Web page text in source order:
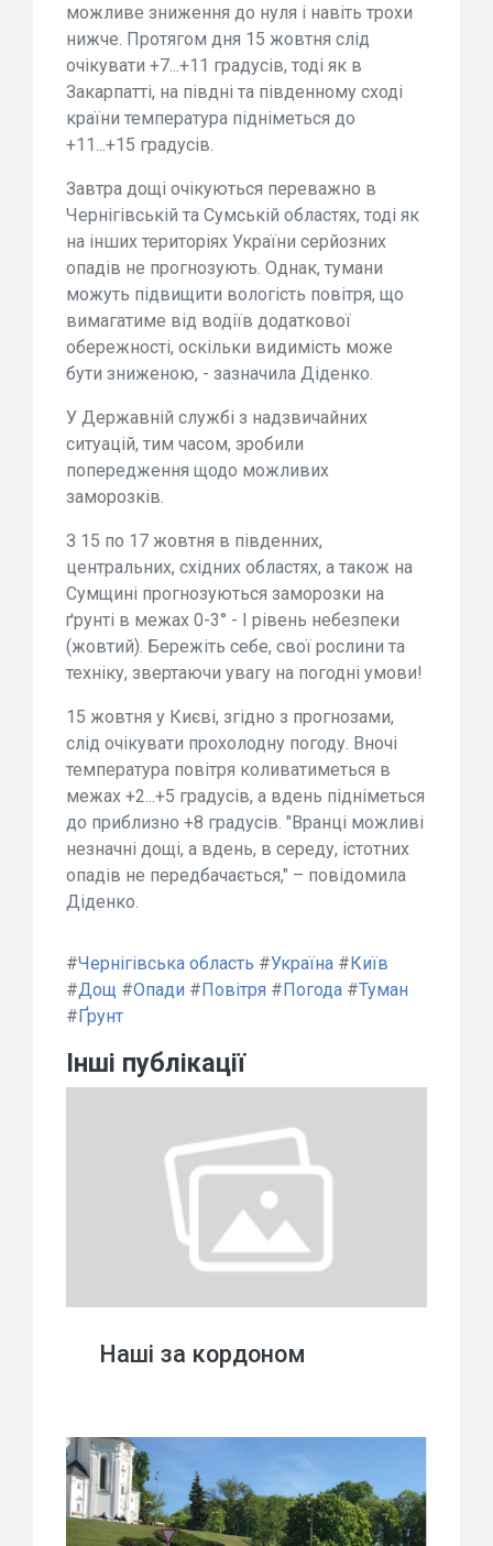
можливе зниження до нуля і навіть трохи
нижче. Протягом дня 15 жовтня слід
очікувати +7...+11 градусів, тоді як в
Закарпатті, на півдні та південному сході
країни температура підніметься до
+11...+15 градусів.
Завтра дощі очікуються переважно в
Чернігівській та Сумській областях, тоді як
на інших територіях України серйозних
опадів не прогнозують. Однак, тумани
можуть підвищити вологість повітря, що
вимагатиме від водіїв додаткової
обережності, оскільки видимість може
бути зниженою, - зазначила Діденко.
У Державній службі з надзвичайних
ситуацій, тим часом, зробили
попередження щодо можливих
заморозків.
З 15 по 17 жовтня в південних,
центральних, східних областях, а також на
Сумщині прогнозуються заморозки на
ґрунті в межах 0-3° - І рівень небезпеки
(жовтий). Бережіть себе, свої рослини та
техніку, звертаючи увагу на погодні умови!
15 жовтня у Києві, згідно з прогнозами,
слід очікувати прохолодну погоду. Вночі
температура повітря коливатиметься в
межах +2...+5 градусів, а вдень підніметься
до приблизно +8 градусів. "Вранці можливі
незначні дощі, а вдень, в середу, істотних
опадів не передбачається," – повідомила
Діденко.
#Чернігівська область #Україна #Київ
#Дощ #Опади #Повітря #Погода #Туман
#Ґрунт
Інші публікації
Наші за кордоном